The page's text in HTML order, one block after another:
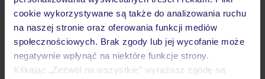
cookie wykorzystywane są także do analizowania ruchu
na naszej stronie oraz oferowania funkcji mediów
społecznościowych. Brak zgody lub jej wycofanie może
negatywnie wpłynąć na niektóre funkcje strony.
Klikając „Zezwól na wszystkie” wyrażasz zgodę na
Często zadawane pytania
Jak zmienić uczestników/osobę zgłaszającą?
Czy w Hotelu będzie przedstawiciel TUI?
Na jakiej podstawie i gdzie otrzymam karty
pokładowe/bilety lotnicze?